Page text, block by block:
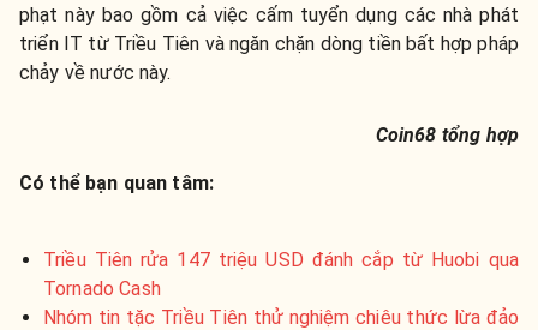
phạt này bao gồm cả việc cấm tuyển dụng các nhà phát
triển IT từ Triều Tiên và ngăn chặn dòng tiền bất hợp pháp
chảy về nước này.
Coin68 tổng hợp
Có thể bạn quan tâm:
​​Triều Tiên rửa 147 triệu USD đánh cắp từ Huobi qua
Tornado Cash
​​​​Nhóm tin tặc Triều Tiên thử nghiệm chiêu thức lừa đảo